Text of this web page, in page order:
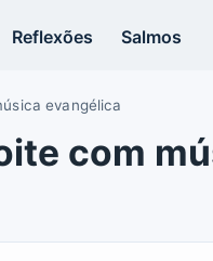
Reflexões Salmos
evangélica
com